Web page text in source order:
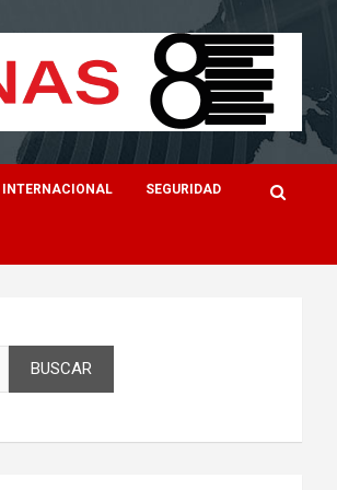
INTERNACIONAL SEGURIDAD
BUSCAR